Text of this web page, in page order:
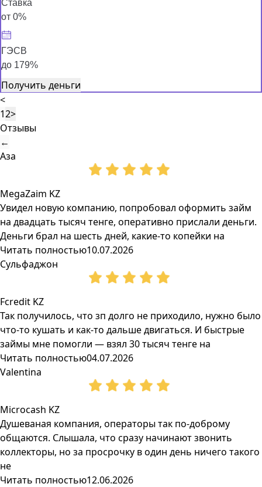
Ставка
от 0%
ГЭСВ
до 179%
Получить деньги
<
12>
Отзывы
←
Аза
MegaZaim KZ
Увидел новую компанию, попробовал оформить займ
на двадцать тысяч тенге, оперативно прислали деньги.
Деньги брал на шесть дней, какие-то копейки на
Читать полностью10.07.2026
Сульфаджон
Fcredit KZ
Так получилось, что зп долго не приходило, нужно было
что-то кушать и как-то дальше двигаться. И быстрые
займы мне помогли — взял 30 тысяч тенге на
Читать полностью04.07.2026
Valentina
Microcash KZ
Душеваная компания, операторы так по-доброму
общаются. Слышала, что сразу начинают звонить
коллекторы, но за просрочку в один день ничего такого
не
Читать полностью12.06.2026